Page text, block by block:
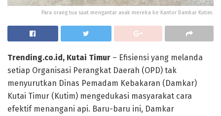
Para orang tua saat mengantar anak mereka ke Kantor Damkar Kutim.
Trending.co.id, Kutai Timur – Efisiensi yang melanda
setiap Organisasi Perangkat Daerah (OPD) tak
menyurutkan Dinas Pemadam Kebakaran (Damkar)
Kutai Timur (Kutim) mengedukasi masyarakat cara
efektif menangani api. Baru-baru ini, Damkar